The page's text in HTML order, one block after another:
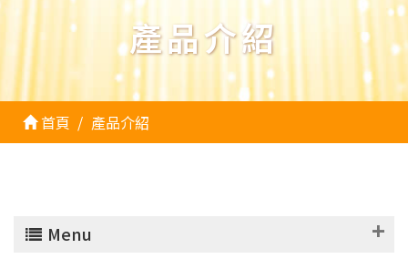
產品介紹
首頁 產品介紹
Menu